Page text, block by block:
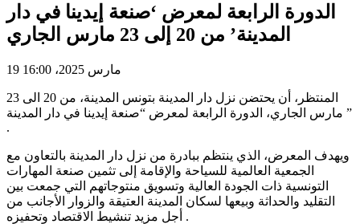
الدورة الرابعة لمعرض ‘صنعة إيدينا في دار
المدينة’ من 20 إلى 23 مارس الجاري
19 مارس 2025، 16:00
المنتظر، أن يحتضن نزل دار المدينة بتونس المدينة، من 20 الى 23
مارس الجاري، الدورة الرابعة لمعرض “صنعة إيدينا في دار المدينة ”
.
ويهدف المعرض، الذي ينتظم ببادرة من نزل دار المدينة بالتعاون مع
الجمعية العالمية للسياحة والإقامة إلى تثمين صنعة المهارات
التونسية ذات الجودة العالية وتسويق منتوجاتهم التي جمعت بين
التقليد والحداثة وبيعها لسكان المدينة العتيقة والزوار الأجانب من
أجل مزيد تنشيط الاقتصاد وتحفيزه .